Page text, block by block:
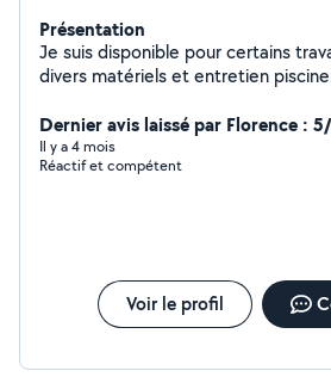
Présentation
Je suis disponible pour certains
divers matériels et entretien
Dernier avis laissé par Florence :
Il y a 4 mois
Réactif et compétent
Voir le profil